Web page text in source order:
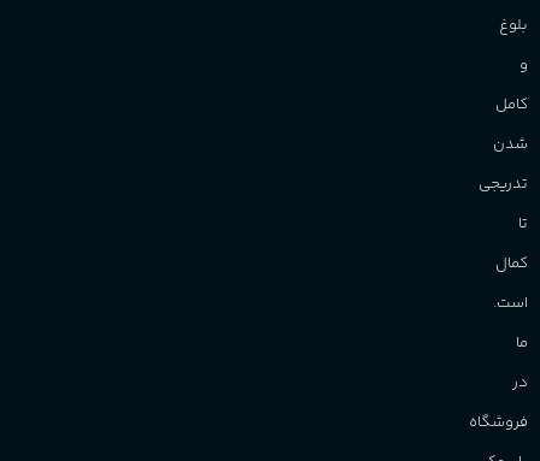
بلوغ
و
کامل
شدن
تدریجی
تا
کمال
است.
ما
در
فروشگاه